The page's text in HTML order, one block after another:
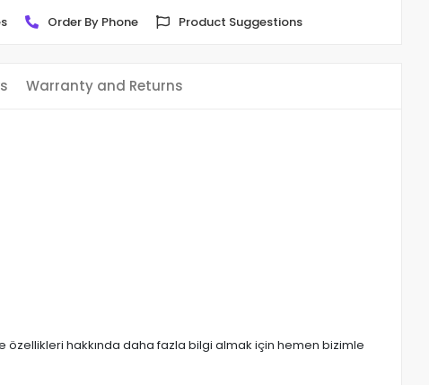
Order By Phone Product Suggestions
Warranty and Returns
özellikleri hakkında daha fazla bilgi almak için hemen bizimle